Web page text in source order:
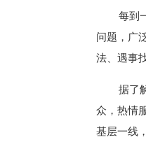
每到
问题，广
法、遇事
据了
众，热情
基层一线